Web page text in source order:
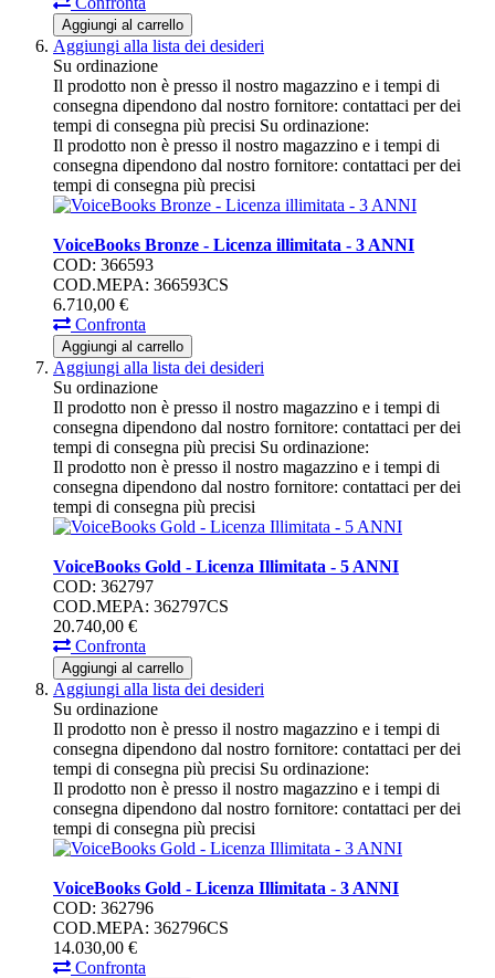
Aggiungi al carrello
Aggiungi alla lista dei desideri
Su ordinazione
Il prodotto non è presso il nostro magazzino e i tempi di
consegna dipendono dal nostro fornitore: contattaci per dei
tempi di consegna più precisi Su ordinazione:
Il prodotto non è presso il nostro magazzino e i tempi di
consegna dipendono dal nostro fornitore: contattaci per dei
tempi di consegna più precisi
VoiceBooks Bronze - Licenza illimitata - 3 ANNI
COD: 366593
COD.MEPA: 366593CS
6.710,00 €
Confronta
Aggiungi al carrello
Aggiungi alla lista dei desideri
Su ordinazione
Il prodotto non è presso il nostro magazzino e i tempi di
consegna dipendono dal nostro fornitore: contattaci per dei
tempi di consegna più precisi Su ordinazione:
Il prodotto non è presso il nostro magazzino e i tempi di
consegna dipendono dal nostro fornitore: contattaci per dei
tempi di consegna più precisi
VoiceBooks Gold - Licenza Illimitata - 5 ANNI
COD: 362797
COD.MEPA: 362797CS
20.740,00 €
Confronta
Aggiungi al carrello
Aggiungi alla lista dei desideri
Su ordinazione
Il prodotto non è presso il nostro magazzino e i tempi di
consegna dipendono dal nostro fornitore: contattaci per dei
tempi di consegna più precisi Su ordinazione:
Il prodotto non è presso il nostro magazzino e i tempi di
consegna dipendono dal nostro fornitore: contattaci per dei
tempi di consegna più precisi
VoiceBooks Gold - Licenza Illimitata - 3 ANNI
COD: 362796
COD.MEPA: 362796CS
14.030,00 €
Confronta